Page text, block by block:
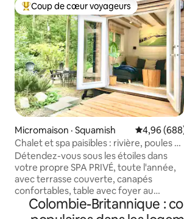
Coup de cœur voyageurs parmi les plus
Coup de cœur voyageurs
Micromaison · Squamish Note
4,96
Chalet et spa paisibles : rivière, poules et
sauna secret
Détendez-vous sous les étoiles dans
votre propre SPA PRIVÉ, toute l'année,
avec terrasse couverte, canapés
confortables, table avec foyer au
propane et guirlandes lumineuses en
fibre de verre. Promenez-vous sur un
Colombie-Britannique :